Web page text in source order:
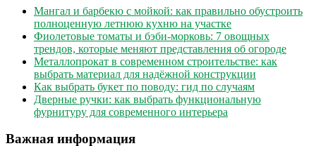
Мангал и барбекю с мойкой: как правильно обустроить
полноценную летнюю кухню на участке
Фиолетовые томаты и бэби-морковь: 7 овощных
трендов, которые меняют представления об огороде
Металлопрокат в современном строительстве: как
выбрать материал для надёжной конструкции
Как выбрать букет по поводу: гид по случаям
Дверные ручки: как выбрать функциональную
фурнитуру для современного интерьера
Важная информация